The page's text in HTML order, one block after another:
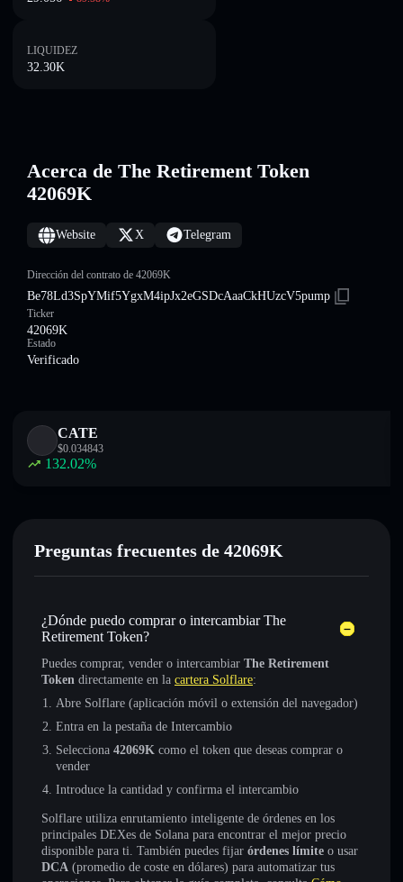
LIQUIDEZ
32.30K
Acerca de The Retirement Token
42069K
Website X Telegram
Dirección del contrato de 42069K
Be78Ld3SpYMif5YgxM4ipJx2eGSDcAaaCkHUzcV5pump
Ticker
42069K
Estado
Verificado
CATE
$0.034843
132.02%
Preguntas frecuentes de 42069K
¿Dónde puedo comprar o intercambiar The
Retirement Token?
Puedes comprar, vender o intercambiar The Retirement
Token directamente en la cartera Solflare:
Abre Solflare (aplicación móvil o extensión del navegador)
Entra en la pestaña de Intercambio
Selecciona 42069K como el token que deseas comprar o
vender
Introduce la cantidad y confirma el intercambio
Solflare utiliza enrutamiento inteligente de órdenes en los
principales DEXes de Solana para encontrar el mejor precio
disponible para ti. También puedes fijar órdenes límite o usar
DCA (promedio de coste en dólares) para automatizar tus